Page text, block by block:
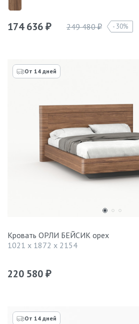
174 636 ₽ 249 480₽ 30%
От 14 дней
Кровать ОРЛИ БЕЙСИК орех
1021 x 1872 x 2154
220 580 ₽
От 14 дней